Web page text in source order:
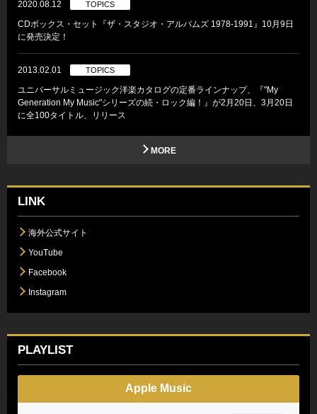
2020.08.12 TOPICS
CDボックス・セット『ザ・スタジオ・アルバムズ 1978-1991』10月9日
に発売決定！
2013.02.01 TOPICS
ユニバーサルミュージック洋楽カタログの定番ラインナップ、『"My
Generation My Music"シリーズの続・ロック編！』が2月20日、3月20日
に全100タイトル、リリース
MORE
LINK
海外公式サイト
YouTube
Facebook
Instagram
PLAYLIST
Apple Music